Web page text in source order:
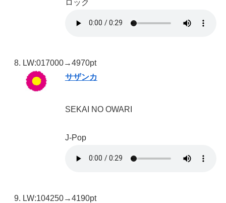
ロック
LW:017000→4970pt
サザンカ
SEKAI NO OWARI
J-Pop
LW:104250→4190pt